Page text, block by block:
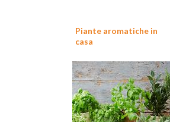
Piante aromatiche in
casa